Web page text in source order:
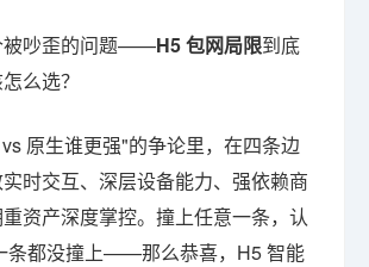
被吵歪的问题——H5 包网局限到底
么选？
原生谁更强"的争论里，在四条边
时交互、深层设备能力、强依赖商
资产深度掌控。撞上任意一条，认
条都没撞上——那么恭喜，H5 智能